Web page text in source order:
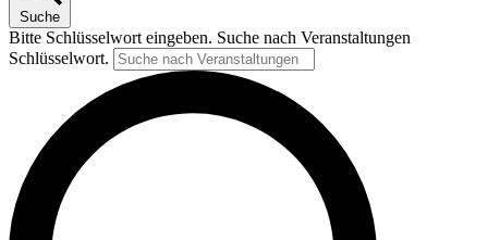
Suche
Bitte Schlüsselwort eingeben. Suche nach Veranstaltungen
Schlüsselwort.